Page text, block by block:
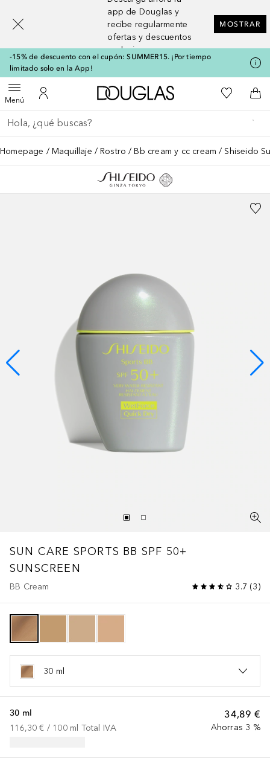
app de Douglas y
recibe regularmente
ofertas y descuentos
exclusivos
MOSTRAR
-15% de descuento con el cupón: SUMMER15. ¡Por tiempo
limitado solo en la App!
MenúAbrir menúMi cuenta
A Douglas HomeMi lista de
A
Regresar
Ejecutar búsqueda
Homepage Maquillaje Rostro Bb cream y cc cream Shiseido
SUN CARE SPORTS BB SPF 50+
SUNSCREEN
BB Cream 3.7 (3)
30 ml
34,89 €
Ahorras 3 %
30 ml
116,30 € / 100 ml Total IVA
[navigation.slideout.screenreader]